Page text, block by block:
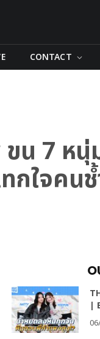
CONTACT
น 7 หนุ่
กใจคน
|